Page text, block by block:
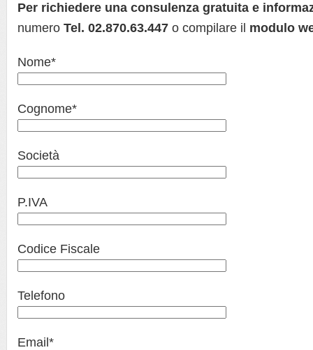
Per richiedere una consulenza gratuita e
numero Tel. 02.870.63.447 o compilare il modulo
Nome*
Cognome*
Società
P.IVA
Codice Fiscale
Telefono
Email*